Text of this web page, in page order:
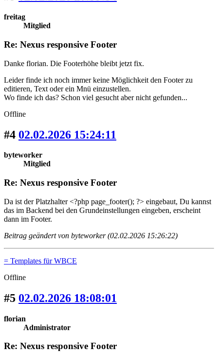
freitag
Mitglied
Re: Nexus responsive Footer
Danke florian. Die Footerhöhe bleibt jetzt fix.
Leider finde ich noch immer keine Möglichkeit den Footer zu
editieren, Text oder ein Mnü einzustellen.
Wo finde ich das? Schon viel gesucht aber nicht gefunden...
Offline
#4 02.02.2026 15:24:11
byteworker
Mitglied
Re: Nexus responsive Footer
Da ist der Platzhalter <?php page_footer(); ?> eingebaut, Du kannst
das im Backend bei den Grundeinstellungen eingeben, erscheint
dann im Footer.
Beitrag geändert von byteworker (02.02.2026 15:26:22)
= Templates für WBCE
Offline
#5 02.02.2026 18:08:01
florian
Administrator
Re: Nexus responsive Footer